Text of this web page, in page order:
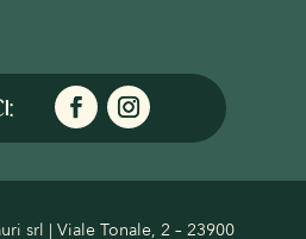
srl | Viale Tonale, 2 – 23900